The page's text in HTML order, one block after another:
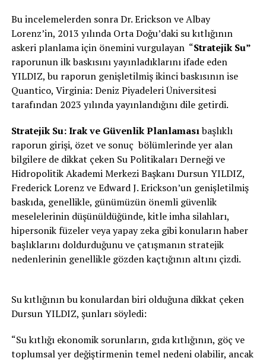
Bu incelemelerden sonra Dr. Erickson ve Albay
Lorenz’in, 2013 yılında Orta Doğu’daki su kıtlığının
askeri planlama için önemini vurgulayan “Stratejik Su”
raporunun ilk baskısını yayınladıklarını ifade eden
YILDIZ, bu raporun genişletilmiş ikinci baskısının ise
Quantico, Virginia: Deniz Piyadeleri Üniversitesi
tarafından 2023 yılında yayınlandığını dile getirdi.
Stratejik Su: Irak ve Güvenlik Planlamasıbaşlıklı
raporun girişi, özet ve sonuç bölümlerinde yer alan
bilgilere de dikkat çeken Su Politikaları Derneği ve
Hidropolitik Akademi Merkezi Başkanı Dursun YILDIZ,
Frederick Lorenz ve Edward J. Erickson’un genişletilmiş
baskıda, genellikle, günümüzün önemli güvenlik
meselelerinin düşünüldüğünde, kitle imha silahları,
hipersonik füzeler veya yapay zeka gibi konuların haber
başlıklarını doldurduğunu ve çatışmanın stratejik
nedenlerinin genellikle gözden kaçtığının altını çizdi.
Su kıtlığının bu konulardan biri olduğuna dikkat çeken
Dursun YILDIZ, şunları söyledi:
“Su kıtlığı ekonomik sorunların, gıda kıtlığının, göç ve
toplumsal yer değiştirmenin temel nedeni olabilir, ancak